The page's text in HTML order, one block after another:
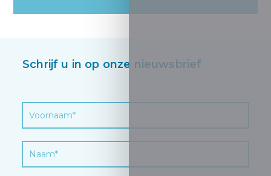
Schrijf u in op onze nieuwsbrief